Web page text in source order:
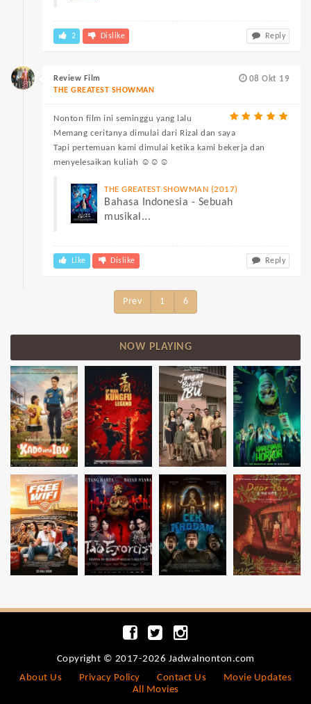
2 Dislike Reply
08 Okt 19
Review Film
THE GREATEST SHOWMAN
Nonton film ini seminggu yang lalu
Memang ceritanya dimulai dari Rizal dan saya
Tapi pertemuan kami dimulai ketika kami bekerja dan
menyelesaikan kuliah ☺️☺️☺️
THE GREATEST SHOWMAN (2017)
Bahasa Indonesia - Sebuah
musikal...
Like Dislike Reply
Prev 1 6
NOW PLAYING
Copyright © 2017-2026 Jadwalnonton.com
About Us
Privacy Policy Contact Us
Movie Updates
All Movies